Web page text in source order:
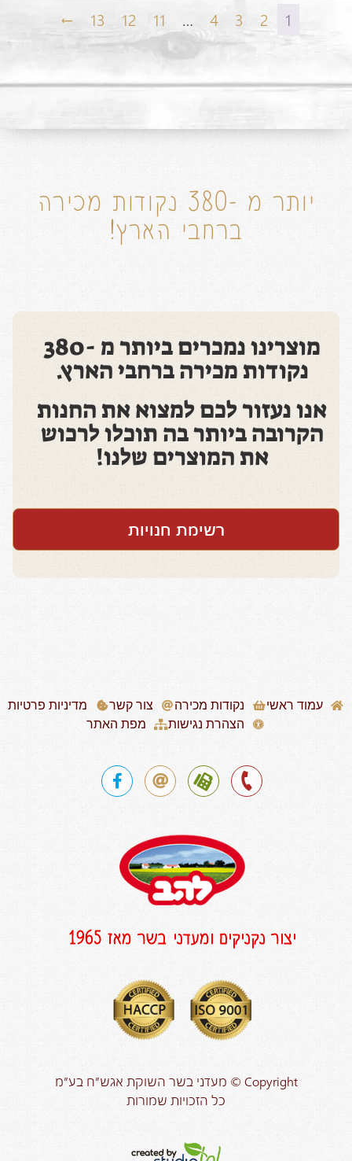
1
2
3
4
…
11
12
13
←
יותר מ -380 נקודות מכירה
ברחבי הארץ!
מוצרינו נמכרים ביותר מ -380
נקודות מכירה ברחבי הארץ.
אנו נעזור לכם למצוא את החנות
הקרובה ביותר בה תוכלו לרכוש
את המוצרים שלנו!
רשימת חנויות
עמוד ראשי נקודות מכירה צור קשר
מדיניות פרטיות
הצהרת נגישות
מפת האתר
יצור נקניקים ומעדני בשר מאז 1965
Copyright © מעדני בשר השוקת אגש”ח בע”מ
כל הזכויות שמורות